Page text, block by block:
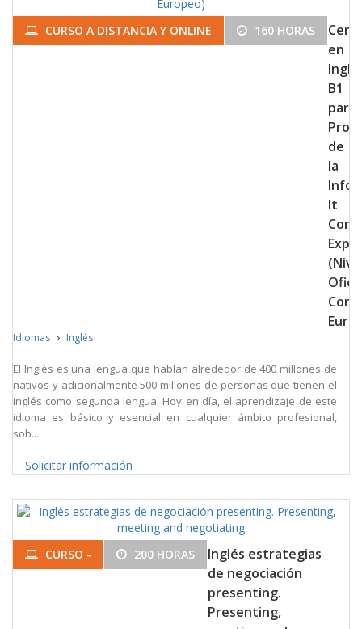
CURSO A DISTANCIA Y ONLINE 160 HORAS
en
B1
para
de
la
It
Idiomas Inglés
El Inglés es una lengua que hablan alrededor de 400 millones de
nativos y adicionalmente 500 millones de personas que tienen el
inglés como segunda lengua. Hoy en día, el aprendizaje de este
idioma es básico y esencial en cualquier ámbito profesional,
sob...
Solicitar información
CURSO - 200 HORAS
Inglés estrategias
de negociación
presenting.
Presenting,